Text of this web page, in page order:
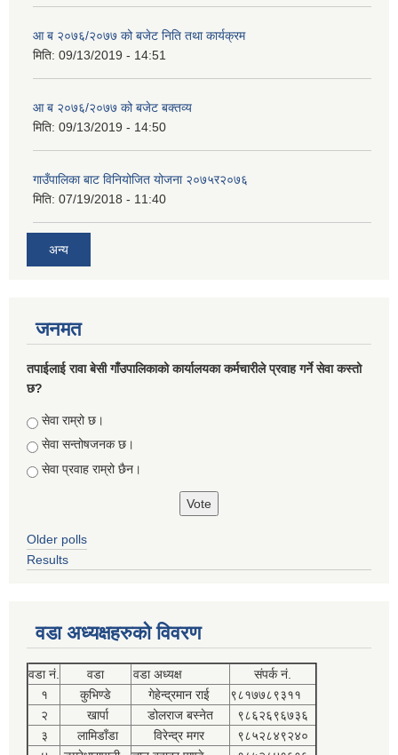
आ ब २०७६/२०७७ को बजेट निति तथा कार्यक्रम
मिति: 09/13/2019 - 14:51
आ ब २०७६/२०७७ को बजेट बक्तव्य
मिति: 09/13/2019 - 14:50
गाउँपालिका बाट विनियोजित योजना २०७५र२०७६
मिति: 07/19/2018 - 11:40
अन्य
जनमत
तपाईलाई रावा बेसी गाँउपालिकाको कार्यालयका कर्मचारीले प्रवाह गर्ने सेवा कस्तो
छ?
Choices
सेवा राम्रो छ।
सेवा सन्तोषजनक छ।
सेवा प्रवाह राम्रो छैन।
Older polls
Results
वडा अध्यक्षहरुको विवरण
वडा नं. वडा वडा अध्यक्ष
संपर्क नं.
१
कुभिण्डे गेहेन्द्रमान राई
९८१७७८९३११
२
खार्पा डोलराज बस्नेत
९८६२६९६७३६
३
लामिडाँडा विरेन्द्र मगर
९८५२८४९२४०